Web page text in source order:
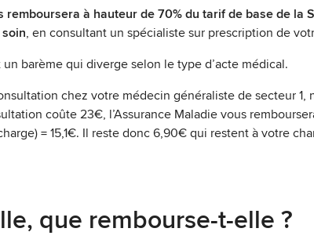
remboursera à hauteur de 70% du tarif de base de la
, en consultant un spécialiste sur prescription de
un barème qui diverge selon le type d’acte médical.
chez votre médecin généraliste de secteur 1,
coûte 23€, l’Assurance Maladie vous
= 15,1€. Il reste donc 6,90€ qui restent à votre
que rembourse-t-elle ?